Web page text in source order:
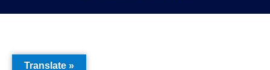
Translate »